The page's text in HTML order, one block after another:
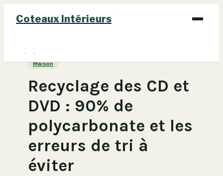
Coteaux Intérieurs
Bricolage
Maison
Maison
Recyclage des CD et
DVD : 90% de
polycarbonate et les
erreurs de tri à
éviter